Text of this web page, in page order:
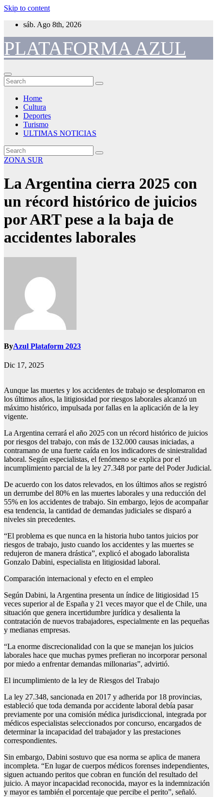
Skip to content
sáb. Ago 8th, 2026
PLATAFORMA AZUL
Home
Cultura
Deportes
Turismo
ULTIMAS NOTICIAS
ZONA SUR
La Argentina cierra 2025 con
un récord histórico de juicios
por ART pese a la baja de
accidentes laborales
ByAzul Plataform 2023
Dic 17, 2025
Aunque las muertes y los accidentes de trabajo se desplomaron en
los últimos años, la litigiosidad por riesgos laborales alcanzó un
máximo histórico, impulsada por fallas en la aplicación de la ley
vigente.
La Argentina cerrará el año 2025 con un récord histórico de juicios
por riesgos del trabajo, con más de 132.000 causas iniciadas, a
contramano de una fuerte caída en los indicadores de siniestralidad
laboral. Según especialistas, el fenómeno se explica por el
incumplimiento parcial de la ley 27.348 por parte del Poder Judicial.
De acuerdo con los datos relevados, en los últimos años se registró
un derrumbe del 80% en las muertes laborales y una reducción del
55% en los accidentes de trabajo. Sin embargo, lejos de acompañar
esa tendencia, la cantidad de demandas judiciales se disparó a
niveles sin precedentes.
“El problema es que nunca en la historia hubo tantos juicios por
riesgos de trabajo, justo cuando los accidentes y las muertes se
redujeron de manera drástica”, explicó el abogado laboralista
Gonzalo Dabini, especialista en litigiosidad laboral.
Comparación internacional y efecto en el empleo
Según Dabini, la Argentina presenta un índice de litigiosidad 15
veces superior al de España y 21 veces mayor que el de Chile, una
situación que genera incertidumbre jurídica y desalienta la
contratación de nuevos trabajadores, especialmente en las pequeñas
y medianas empresas.
“La enorme discrecionalidad con la que se manejan los juicios
laborales hace que muchas pymes prefieran no incorporar personal
por miedo a enfrentar demandas millonarias”, advirtió.
El incumplimiento de la ley de Riesgos del Trabajo
La ley 27.348, sancionada en 2017 y adherida por 18 provincias,
estableció que toda demanda por accidente laboral debía pasar
previamente por una comisión médica jurisdiccional, integrada por
médicos especialistas seleccionados por concurso, encargados de
determinar la incapacidad del trabajador y las prestaciones
correspondientes.
Sin embargo, Dabini sostuvo que esa norma se aplica de manera
incompleta. “En lugar de cuerpos médicos forenses independientes,
siguen actuando peritos que cobran en función del resultado del
juicio. A mayor incapacidad reconocida, mayor es la indemnización
y mayor es también el porcentaje que percibe el perito”, señaló.